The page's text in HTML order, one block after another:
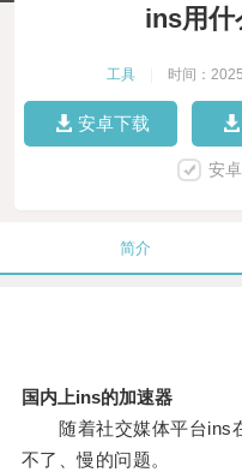
ins用什
工具 时间：
安卓下载
安
简介
国内上ins的加速器
随着社交媒体平台ins在
不了、慢的问题。